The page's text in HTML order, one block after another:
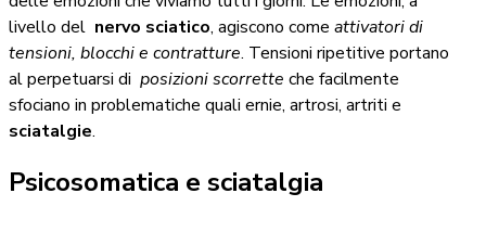
livello del nervo sciatico, agiscono come attivatori di
tensioni, blocchi e contratture. Tensioni ripetitive portano
al perpetuarsi di posizioni scorrette che facilmente
sfociano in problematiche quali ernie, artrosi, artriti e
sciatalgie.
Psicosomatica e sciatalgia